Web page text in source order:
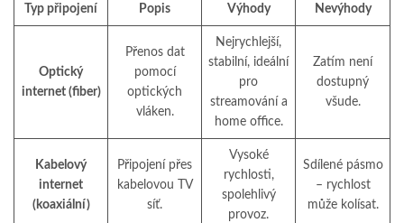
Typ připojení Popis Výhody Nevýhody
Optický
internet (fiber)
Přenos dat
pomocí
optických
vláken.
Nejrychlejší,
stabilní, ideální
pro
streamování a
home office.
Zatím není
dostupný
všude.
Kabelový
internet
(koaxiální)
Připojení přes
kabelovou TV
síť.
Vysoké
rychlosti,
spolehlivý
provoz.
Sdílené pásmo
– rychlost
může kolísat.